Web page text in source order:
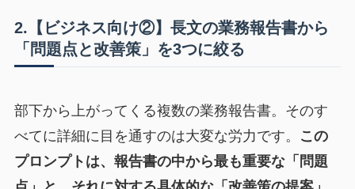
2.【ビジネス向け②】長文の業務報告書から
「問題点と改善策」を3つに絞る
部下から上がってくる複数の業務報告書。そのす
べてに詳細に目を通すのは大変な労力です。
この
プロンプトは、報告書の中から最も重要な「問題